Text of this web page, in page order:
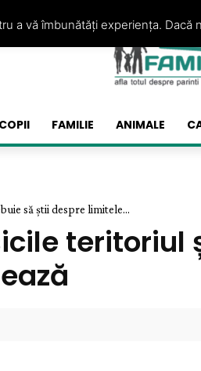
COPII FAMILIE ANIMALE
să știi despre limitele...
a vă îmbunătăți experiența. Dacă